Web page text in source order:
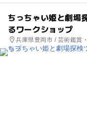
ちっちゃい姫と劇場
るワークショップ
兵庫県豊岡市 / 芸術鑑賞